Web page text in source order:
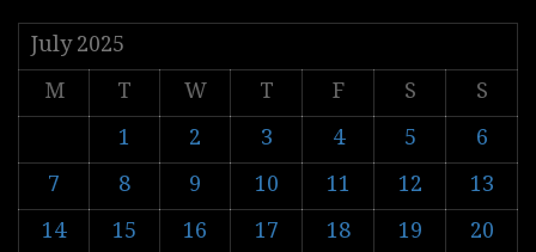
July 2025
M
T W T F S
S
1
2 3 4 5
6
7
8 9 10 11 12
13
14
15 16 17 18 19
20